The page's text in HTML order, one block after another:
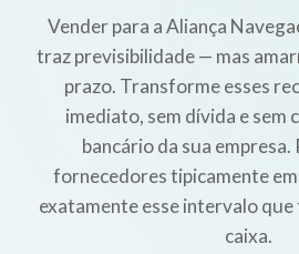
Vender para a Aliança
traz previsibilidade — mas
prazo. Transforme esses
imediato, sem dívida e sem
bancário da sua empresa.
fornecedores tipicamente em
exatamente esse intervalo
caixa.